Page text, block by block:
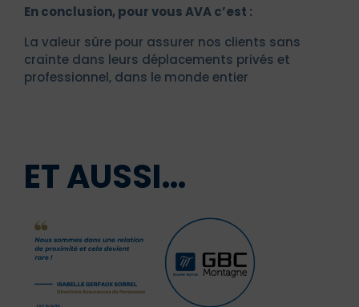
En conclusion, pour vous AVA c’est :
La valeur sûre pour assurer nos clients sans
crainte dans leurs déplacements privés et
professionnel, dans le monde entier
ET AUSSI…